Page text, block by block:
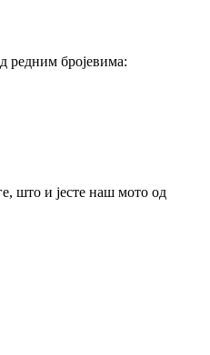
редним бројевима:
што и јесте наш мото од